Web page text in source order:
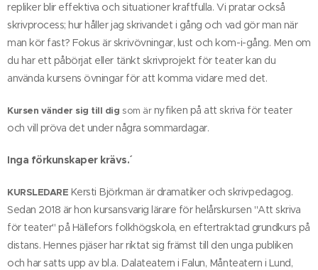
repliker blir effektiva och situationer kraftfulla. Vi pratar också
skrivprocess; hur håller jag skrivandet i gång och vad gör man när
man kör fast? Fokus är skrivövningar, lust och kom-i-gång. Men om
du har ett påbörjat eller tänkt skrivprojekt för teater kan du
använda kursens övningar för att komma vidare med det.
Kursen vänder sig till dig som ärnyfiken på att skriva för teater
och vill pröva det under några sommardagar.
Inga förkunskaper krävs.´
KURSLEDARE Kersti Björkman är dramatiker och skrivpedagog.
Sedan 2018 är hon kursansvarig lärare för helårskursen "Att skriva
för teater" på Hällefors folkhögskola, en eftertraktad grundkurs på
distans. Hennes pjäser har riktat sig främst till den unga publiken
och har satts upp av bl.a. Dalateatern i Falun, Månteatern i Lund,